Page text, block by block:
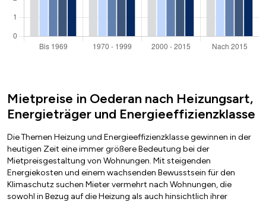
Mietpreise in Oederan nach Heizungsart,
Energieträger und Energieeffizienzklasse
Die Themen Heizung und Energieeffizienzklasse gewinnen in der
heutigen Zeit eine immer größere Bedeutung bei der
Mietpreisgestaltung von Wohnungen. Mit steigenden
Energiekosten und einem wachsenden Bewusstsein für den
Klimaschutz suchen Mieter vermehrt nach Wohnungen, die
sowohl in Bezug auf die Heizung als auch hinsichtlich ihrer